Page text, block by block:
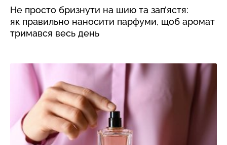
Не просто бризнути на шию та зап’ястя:
як правильно наносити парфуми, щоб аромат
тримався весь день